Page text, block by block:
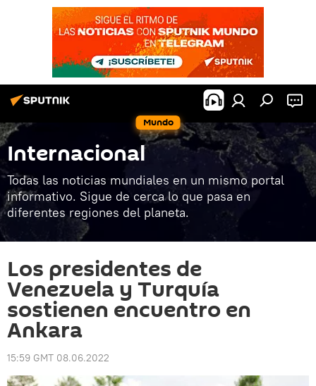
Mundo
Internacional
Todas las noticias mundiales en un mismo portal
informativo. Sigue de cerca lo que pasa en
diferentes regiones del planeta.
Los presidentes de
Venezuela y Turquía
sostienen encuentro en
Ankara
15:59 GMT 08.06.2022